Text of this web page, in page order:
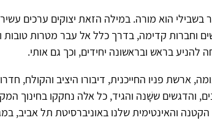
בשבילי הוא מורה. במילה הזאת יצוקים ערכים
וחברות קדימה, בדרך כלל אל עבר מטרות טובות
להניע בראש ובראשונה יחידים, וכך גם אותי.
ארשת פניו החייכנית, דיבורו היציב והקולח,
והדגשים ששָׁנה והגיד, כל אלה נחקקו בחינוך
והאינטימית שלנו באוניברסיטת תל אביב,